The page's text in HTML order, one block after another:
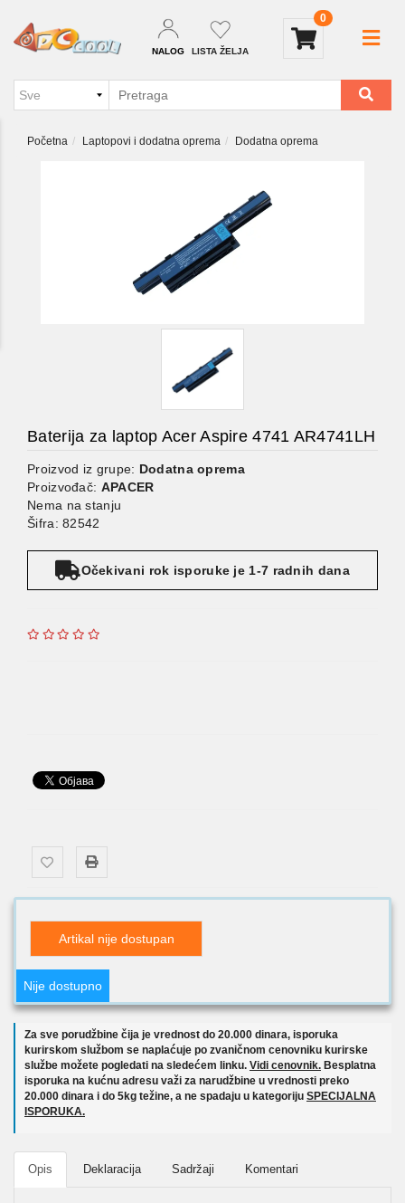
NALOG LISTA ŽELJA
0
Početna Laptopovi i dodatna oprema Dodatna oprema
Baterija za laptop Acer Aspire 4741 AR4741LH
Proizvod iz grupe: Dodatna oprema
Proizvođač: APACER
Nema na stanju
Šifra: 82542
Očekivani rok isporuke je 1-7 radnih dana
Artikal nije dostupan
Nije dostupno
Za sve porudžbine čija je vrednost do 20.000 dinara, isporuka
kurirskom službom se naplaćuje po zvaničnom cenovniku kurirske
službe možete pogledati na sledećem linku. Vidi cenovnik. Besplatna
isporuka na kućnu adresu važi za narudžbine u vrednosti preko
20.000 dinara i do 5kg težine, a ne spadaju u kategoriju SPECIJALNA
ISPORUKA.
Opis Deklaracija Sadržaji Komentari